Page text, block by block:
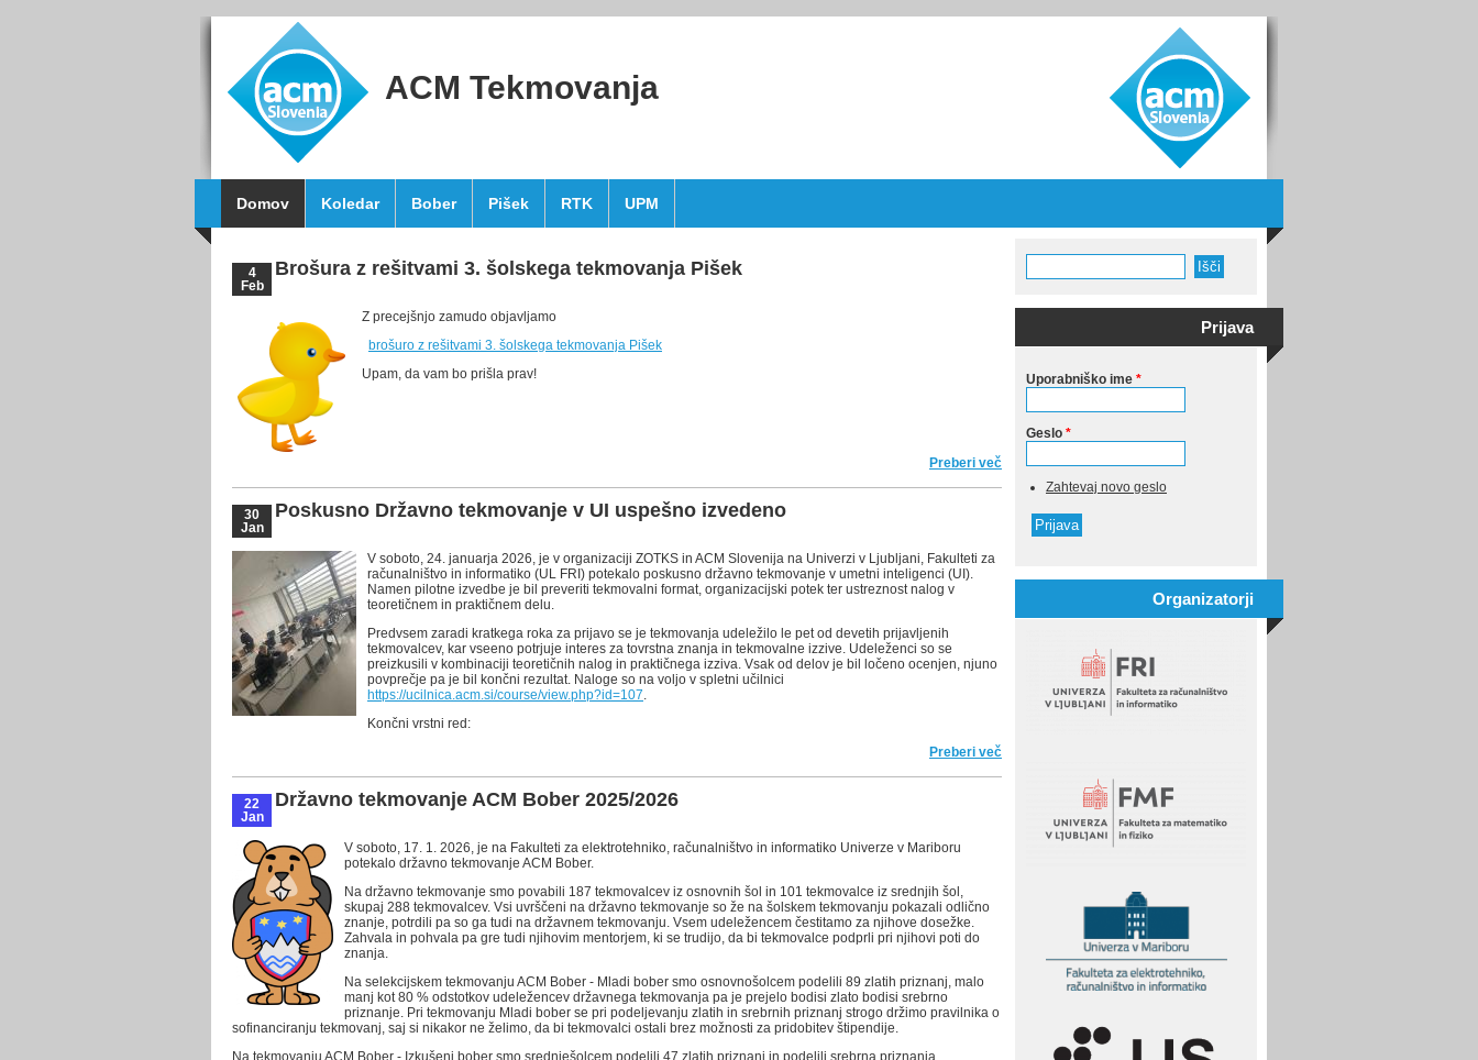
ACM Tekmovanja
Domov Koledar Bober Pišek RTK UPM
4
Feb
Brošura z rešitvami 3. šolskega tekmovanja Pišek
Z precejšnjo zamudo objavljamo
brošuro z rešitvami 3. šolskega tekmovanja Pišek
Upam, da vam bo prišla prav!
Preberi več o Brošura z rešitvami 3. šolskega tekmovanja Pišek
30
Jan
Poskusno Državno tekmovanje v UI uspešno izvedeno
V soboto, 24. januarja 2026, je v organizaciji ZOTKS in ACM Slovenija na Univerzi v Ljubljani, Fakulteti za
računalništvo in informatiko (UL FRI) potekalo poskusno državno tekmovanje v umetni inteligenci (UI).
Namen pilotne izvedbe je bil preveriti tekmovalni format, organizacijski potek ter ustreznost nalog v
teoretičnem in praktičnem delu.
Predvsem zaradi kratkega roka za prijavo se je tekmovanja udeležilo le pet od devetih prijavljenih
tekmovalcev, kar vseeno potrjuje interes za tovrstna znanja in tekmovalne izzive. Udeleženci so se
preizkusili v kombinaciji teoretičnih nalog in praktičnega izziva. Vsak od delov je bil ločeno ocenjen, njuno
povprečje pa je bil končni rezultat. Naloge so na voljo v spletni učilnici
https://ucilnica.acm.si/course/view.php?id=107.
Končni vrstni red:
Preberi več
22
Jan
Državno tekmovanje ACM Bober 2025/2026
V soboto, 17. 1. 2026, je na Fakulteti za elektrotehniko, računalništvo in informatiko Univerze v Mariboru
potekalo državno tekmovanje ACM Bober.
Na državno tekmovanje smo povabili 187 tekmovalcev iz osnovnih šol in 101 tekmovalce iz srednjih šol,
skupaj 288 tekmovalcev. Vsi uvrščeni na državno tekmovanje so že na šolskem tekmovanju pokazali odlično
znanje, potrdili pa so ga tudi na državnem tekmovanju. Vsem udeležencem čestitamo za njihove dosežke.
Zahvala in pohvala pa gre tudi njihovim mentorjem, ki se trudijo, da bi tekmovalce podprli pri njihovi poti do
znanja.
Na selekcijskem tekmovanju ACM Bober - Mladi bober smo osnovnošolcem podelili 89 zlatih priznanj, malo
manj kot 80 % odstotkov udeležencev državnega tekmovanja pa je prejelo bodisi zlato bodisi srebrno
priznanje. Pri tekmovanju Mladi bober se pri podeljevanju zlatih in srebrnih priznanj strogo držimo pravilnika o
sofinanciranju tekmovanj, saj si nikakor ne želimo, da bi tekmovalci ostali brez možnosti za pridobitev štipendije.
Na tekmovanju ACM Bober - Izkušeni bober smo srednješolcem podelili 47 zlatih priznanj in podelili srebrna priznanja
Iskalnik
Išči
Prijava
Uporabniško ime *
Geslo *
Zahtevaj novo geslo
Organizatorji